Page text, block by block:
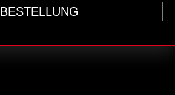
BESTELLUNG